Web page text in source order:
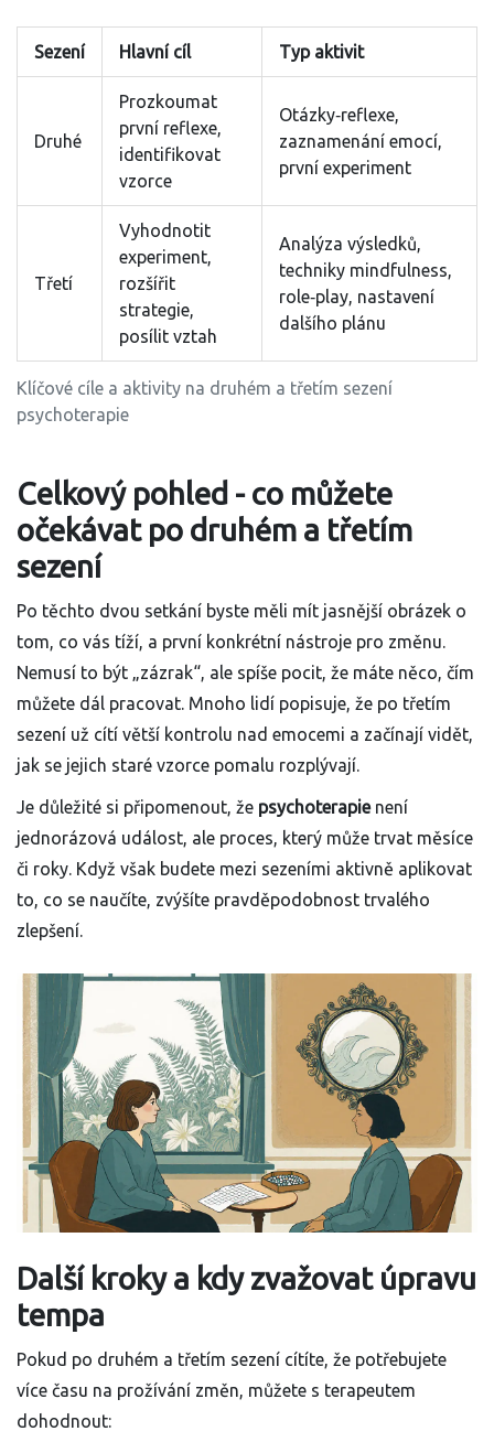
Klíčové cíle a aktivity na druhém a třetím sezení
psychoterapie
Sezení Hlavní cíl Typ aktivit
Druhé
Prozkoumat
první reflexe,
identifikovat
vzorce
Otázky‑reflexe,
zaznamenání emocí,
první experiment
Třetí
Vyhodnotit
experiment,
rozšířit
strategie,
posílit vztah
Analýza výsledků,
techniky mindfulness,
role‑play, nastavení
dalšího plánu
Celkový pohled - co můžete
očekávat po druhém a třetím
sezení
Po těchto dvou setkání byste měli mít jasnější obrázek o
tom, co vás tíží, a první konkrétní nástroje pro změnu.
Nemusí to být „zázrak“, ale spíše pocit, že máte něco, čím
můžete dál pracovat. Mnoho lidí popisuje, že po třetím
sezení už cítí větší kontrolu nad emocemi a začínají vidět,
jak se jejich staré vzorce pomalu rozplývají.
Je důležité si připomenout, že psychoterapienení
jednorázová událost, ale proces, který může trvat měsíce
či roky. Když však budete mezi sezeními aktivně aplikovat
to, co se naučíte, zvýšíte pravděpodobnost trvalého
zlepšení.
Další kroky a kdy zvažovat úpravu
tempa
Pokud po druhém a třetím sezení cítíte, že potřebujete
více času na prožívání změn, můžete s terapeutem
dohodnout: